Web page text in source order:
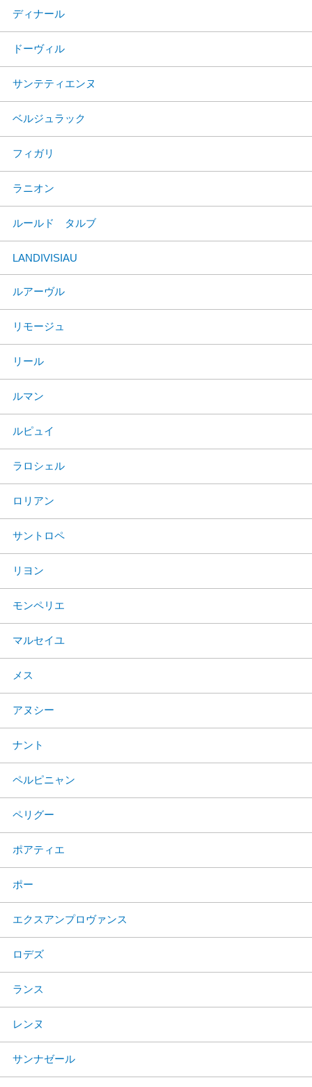
ディナール
ドーヴィル
サンテティエンヌ
ベルジュラック
フィガリ
ラニオン
ルールド タルブ
LANDIVISIAU
ルアーヴル
リモージュ
リール
ルマン
ルピュイ
ラロシェル
ロリアン
サントロペ
リヨン
モンペリエ
マルセイユ
メス
アヌシー
ナント
ペルピニャン
ペリグー
ポアティエ
ポー
エクスアンプロヴァンス
ロデズ
ランス
レンヌ
サンナゼール